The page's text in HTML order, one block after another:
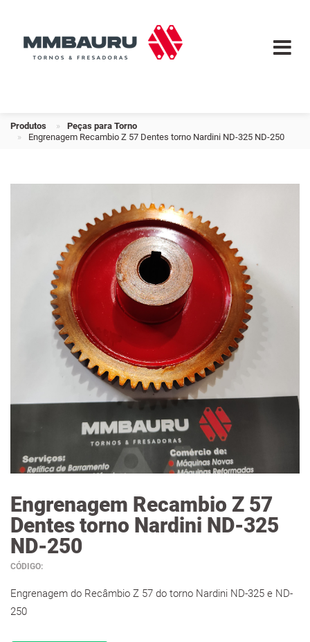
Produtos
Peças para Torno
Engrenagem Recambio Z 57 Dentes torno Nardini ND-325 ND-250
Engrenagem Recambio Z 57
Dentes torno Nardini ND-325
ND-250
CÓDIGO:
Engrenagem do Recâmbio Z 57 do torno Nardini ND-325 e ND-
250